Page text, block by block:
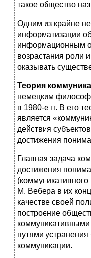
такое общество
Одним из крайне
информатизации
информационным
возрастания роли
оказывать
Теория
немецким
в 1980-е гг. В его
является
действия
достижения
Главная задача
достижения
М. Вебера в их
качестве своей
построение
путями
коммуникации.